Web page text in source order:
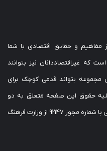
مفاهیم و حقایق اقتصادی با شما
غیراقتصاددانان نیز بتوانند
مجموعه بتواند قدمی کوچک برای
کلیه حقوق این صفحه متعلق به دو
فصلنامه تخصصی دروازه اقتصاد و کارآفرینی با شماره مجوز 92147 از وزارت فرهنگ